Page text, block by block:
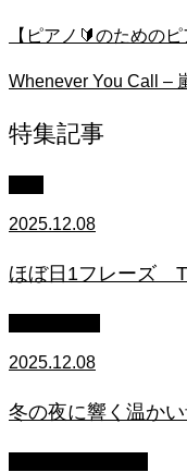
【ピアノ🔰のための
Whenever You Call –
特集記事
2025.12.08
ほぼ日1フレーズ
2025.12.08
冬の夜に響く温か